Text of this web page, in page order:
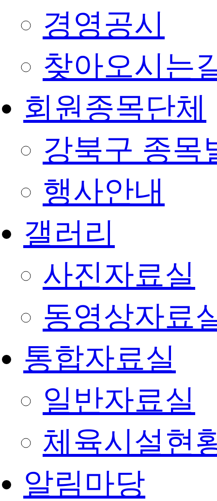
경영공시
찾아오시는
회원종목단체
강북구 종목
행사안내
갤러리
사진자료실
동영상자료
통합자료실
일반자료실
체육시설현
알림마당